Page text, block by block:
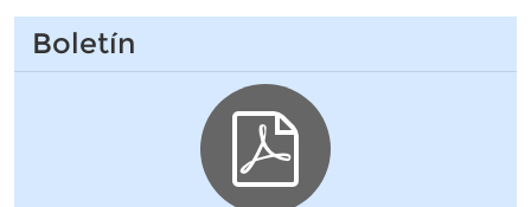
Boletín